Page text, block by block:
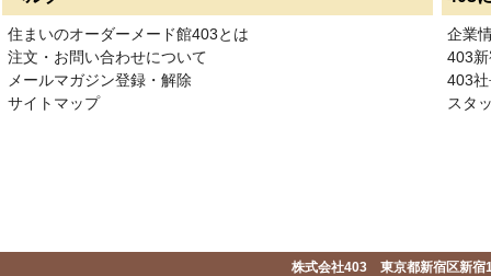
住まいのオーダーメード館403とは
注文・お問い合わせについて
メールマガジン登録・解除
サイトマップ
企業
403
403
スタ
株式会社403 東京都新宿区新